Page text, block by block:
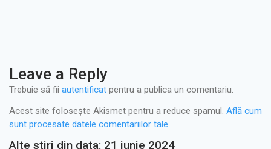
Leave a Reply
Trebuie să fii autentificat pentru a publica un comentariu.
Acest site folosește Akismet pentru a reduce spamul. Află cum
sunt procesate datele comentariilor tale.
Alte stiri din data: 21 iunie 2024